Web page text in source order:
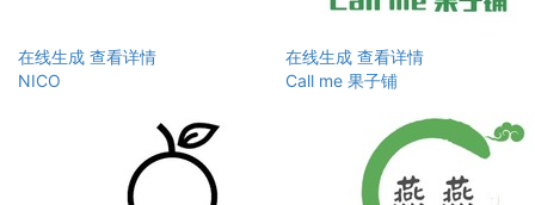
在线生成 查看详情
NICO
在线生成 查看详情
Call me 果子铺